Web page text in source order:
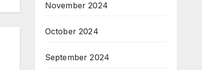
November 2024
October 2024
September 2024